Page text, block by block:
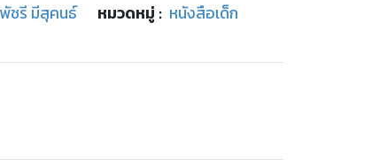
พัชรี มีสุคนธ์ หมวดหมู่ : หนังสือเด็ก